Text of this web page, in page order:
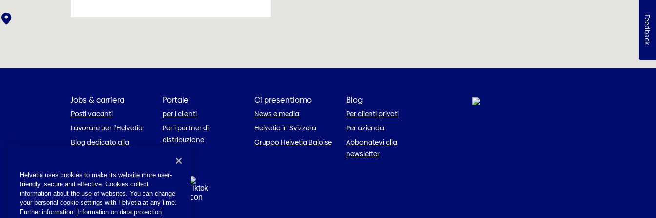
Jobs & carriera
Posti vacanti
Lavorare per l’Helvetia
Blog dedicato alla
Portale
per i clienti
Per i partner di
distribuzione
Ci presentiamo
News e media
Helvetia in Svizzera
Gruppo Helvetia Baloise
Blog
Per clienti privati
Per azienda
Abbonatevi alla
newsletter
Helvetia uses cookies to make its website more user-
friendly, secure and effective. Cookies collect
information about the use of websites. You can change
your personal cookie settings with Helvetia at any time.
Further information: Information on data protection
Feedback